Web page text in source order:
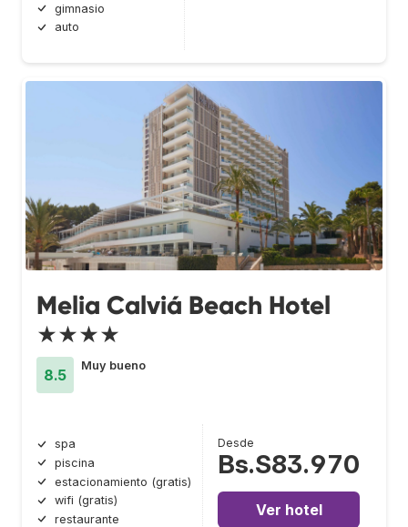
gimnasio
auto
Melia Calviá Beach Hotel
★★★★
8.5
Muy bueno
spa
piscina
estacionamiento (gratis)
wifi (gratis)
restaurante
Desde
Bs.S83.970
Ver hotel